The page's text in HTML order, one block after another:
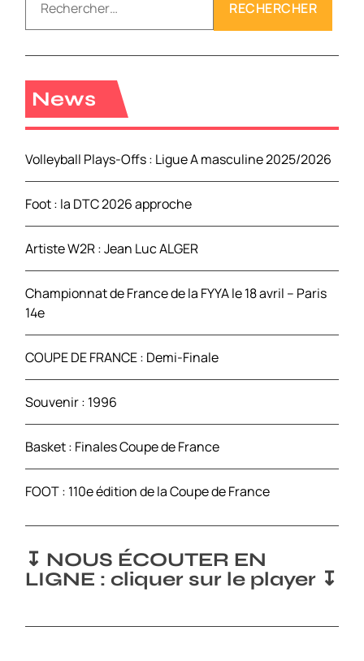
c
h
h
e
:
News
Volleyball Plays-Offs : Ligue A masculine 2025/2026
Foot : la DTC 2026 approche
Artiste W2R : Jean Luc ALGER
Championnat de France de la FYYA le 18 avril – Paris
14e
COUPE DE FRANCE : Demi-Finale
Souvenir : 1996
Basket : Finales Coupe de France
FOOT : 110e édition de la Coupe de France
↧ NOUS ÉCOUTER EN
LIGNE : cliquer sur le player ↧